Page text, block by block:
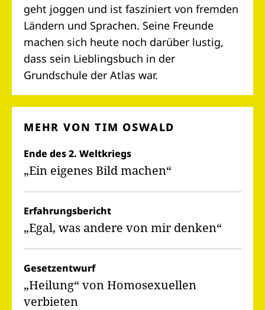
geht joggen und ist fasziniert von fremden
Ländern und Sprachen. Seine Freunde
machen sich heute noch darüber lustig,
dass sein Lieblingsbuch in der
Grundschule der Atlas war.
MEHR VON TIM OSWALD
Ende des 2. Weltkriegs
„Ein eigenes Bild machen“
Erfahrungsbericht
„Egal, was andere von mir denken“
Gesetzentwurf
„Heilung“ von Homosexuellen
verbieten